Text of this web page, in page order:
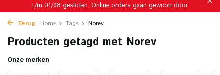
t/m 01/08 gesloten. Online orders gaan gewoon door.
Terug Home Tags Norev
Producten getagd met Norev
Onze merken